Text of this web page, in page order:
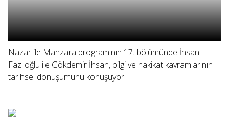
Nazar ile Manzara programının 17. bölümünde İhsan
Fazlıoğlu ile Gökdemir İhsan, bilgi ve hakikat kavramlarının
tarihsel dönüşümünü konuşuyor.